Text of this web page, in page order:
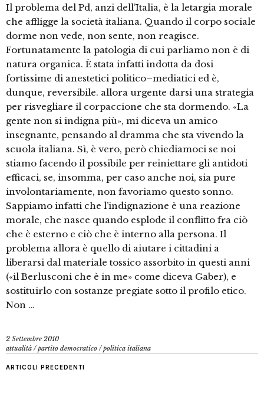
Il problema del Pd, anzi dell’Italia, è la letargia morale
che affligge la società italiana. Quando il corpo sociale
dorme non vede, non sente, non reagisce.
Fortunatamente la patologia di cui parliamo non è di
natura organica. È stata infatti indotta da dosi
fortissime di anestetici politico–mediatici ed è,
dunque, reversibile. allora urgente darsi una strategia
per risvegliare il corpaccione che sta dormendo. «La
gente non si indigna più», mi diceva un amico
insegnante, pensando al dramma che sta vivendo la
scuola italiana. Sì, è vero, però chiediamoci se noi
stiamo facendo il possibile per reiniettare gli antidoti
efficaci, se, insomma, per caso anche noi, sia pure
involontariamente, non favoriamo questo sonno.
Sappiamo infatti che l’indignazione è una reazione
morale, che nasce quando esplode il conflitto fra ciò
che è esterno e ciò che è interno alla persona. Il
problema allora è quello di aiutare i cittadini a
liberarsi dal materiale tossico assorbito in questi anni
(«il Berlusconi che è in me» come diceva Gaber), e
sostituirlo con sostanze pregiate sotto il profilo etico.
Non …
2 Settembre 2010
attualità /partito democratico /politica italiana
ARTICOLI PRECEDENTI